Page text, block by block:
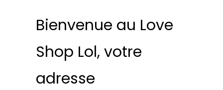
Bienvenue au Love
Shop Lol, votre
adresse